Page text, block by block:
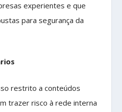
experientes e que
para segurança da
restrito a conteúdos
trazer risco à rede interna